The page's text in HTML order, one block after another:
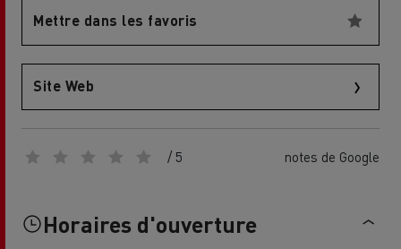
Mettre dans les favoris
Site Web
/ 5 notes de Google
Horaires d'ouverture